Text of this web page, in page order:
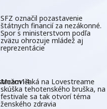
SFZ označil pozastavenie
štátnych financií za nezákonné.
Spor s ministerstvom podľa
zväzu ohrozuje mládež aj
reprezentácie
Mužov čaká na Lovestreame
skúška tehotenského bruška, na
festivale sa tak otvorí téma
ženského zdravia